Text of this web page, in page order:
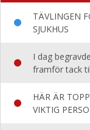
TÄVLINGEN
SJUKHUS
I dag
framför tack
HÄR ÄR
VIKTIG